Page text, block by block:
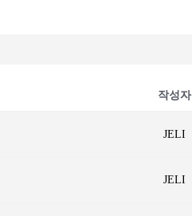
작성자
JELI
JELI